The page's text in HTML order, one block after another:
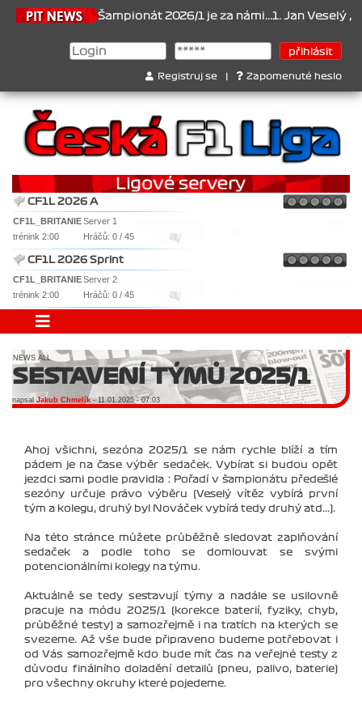
Šampionát 2026/1 je za námi...1. Jan Veselý , 2. Jan
Registruj se Zapomenuté heslo
CF1L 2026 A
CF1L_BRITANIEServer 1
trénink 2:00
Hráčů: 0 / 45
CF1L 2026 Sprint
CF1L_BRITANIEServer 2
trénink 2:00
Hráčů: 0 / 45
NEWS ALL
SESTAVENÍ TÝMŮ 2025/1
napsal Jakub Chmelík- 11.01.2025 - 07:03
Ahoj všichni, sezóna 2025/1 se nám rychle blíží a tím
pádem je na čase výběr sedaček. Vybírat si budou opět
jezdci sami podle pravidla : Pořadí v šampionátu předešlé
sezóny určuje právo výběru (Veselý vítěz vybírá první
tým a kolegu, druhý byl Nováček vybírá tedy druhý atd...).
Na této stránce můžete průběžně sledovat zaplňování
sedaček a podle toho se domlouvat se svými
potencionálními kolegy na týmu.
Aktuálně se tedy sestavují týmy a nadále se usilovně
pracuje na módu 2025/1 (korekce baterií, fyziky, chyb,
průběžné testy) a samozřejmě i na tratích na kterých se
svezeme. Až vše bude připraveno budeme potřebovat i
od Vás samozřejmě kdo bude mít čas na veřejné testy z
důvodu finálního doladění detailů (pneu, palivo, baterie)
pro všechny okruhy které pojedeme.